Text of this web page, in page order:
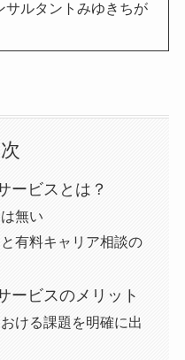
サルタントみゆきちが
ービスとは？
無い
有料キャリア相談の
ービスのメリット
ける課題を明確に出